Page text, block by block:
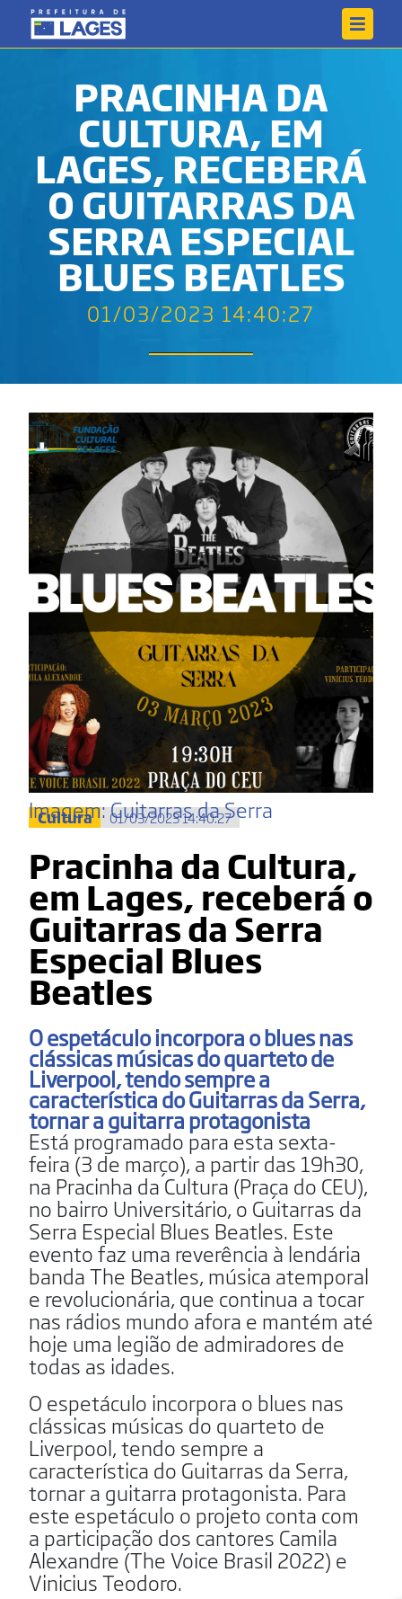
PRACINHA DA
CULTURA, EM
LAGES, RECEBERÁ
O GUITARRAS DA
SERRA ESPECIAL
BLUES BEATLES
01/03/2023 14:40:27
Imagem: Guitarras da Serra
Cultura 01/03/2023 14:40:27
Pracinha da Cultura,
em Lages, receberá o
Guitarras da Serra
Especial Blues
Beatles
O espetáculo incorpora o blues nas
clássicas músicas do quarteto de
Liverpool, tendo sempre a
característica do Guitarras da Serra,
tornar a guitarra protagonista
Está programado para esta sexta-
feira (3 de março), a partir das 19h30,
na Pracinha da Cultura (Praça do CEU),
no bairro Universitário, o Guitarras da
Serra Especial Blues Beatles. Este
evento faz uma reverência à lendária
banda The Beatles, música atemporal
e revolucionária, que continua a tocar
nas rádios mundo afora e mantém até
hoje uma legião de admiradores de
todas as idades.
O espetáculo incorpora o blues nas
clássicas músicas do quarteto de
Liverpool, tendo sempre a
característica do Guitarras da Serra,
tornar a guitarra protagonista. Para
este espetáculo o projeto conta com
a participação dos cantores Camila
Alexandre (The Voice Brasil 2022) e
Vinicius Teodoro.